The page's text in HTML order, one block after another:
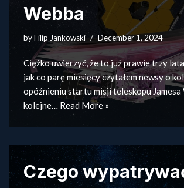
Webba
byFilip Jankowski December 1, 2024
Ciężko uwierzyć, że to już prawie trzy
jak co parę miesięcy czytałem newsy o
opóźnieniu startu misji teleskopu Jamesa
kolejne… Read More »
Czego